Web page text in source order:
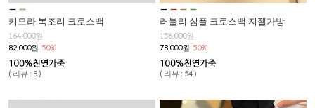
키모라 복조리 크로스백
164,000원
82,000원 50%
( 리뷰 : 8 )
러블리 심플 크로스백 지젤가방
156,000원
78,000원 50%
( 리뷰 : 54 )